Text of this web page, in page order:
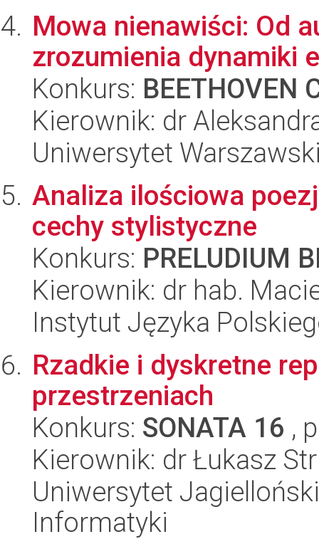
Mowa nienawiści: Od
zrozumienia dynamiki
Konkurs: BEETHOVEN
Kierownik: dr
Uniwersytet
Analiza ilościowa
cechy stylistyczne
Konkurs: PRELUDIUM
Kierownik: dr hab.
Instytut Języka
Rzadkie i dyskretne
przestrzeniach
Konkurs: SONATA 16 ,
Kierownik: dr Łukasz
Uniwersytet
Informatyki